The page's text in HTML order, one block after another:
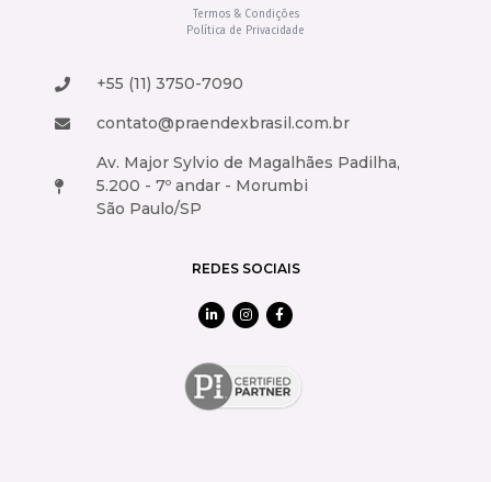
Termos & Condições
Política de Privacidade
+55 (11) 3750-7090
contato@praendexbrasil.com.br
Av. Major Sylvio de Magalhães Padilha,
5.200 - 7º andar - Morumbi
São Paulo/SP
REDES SOCIAIS